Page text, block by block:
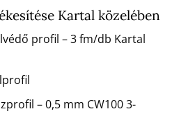
Kartal közelében
profil – 3 fm/db Kartal
– 0,5 mm CW100 3-